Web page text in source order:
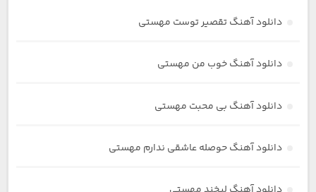
دانلود آهنگ تقصیر توست مهستی
دانلود آهنگ خوب من مهستی
دانلود آهنگ بی محبت مهستی
دانلود آهنگ حوصله عاشقی ندارم مهستی